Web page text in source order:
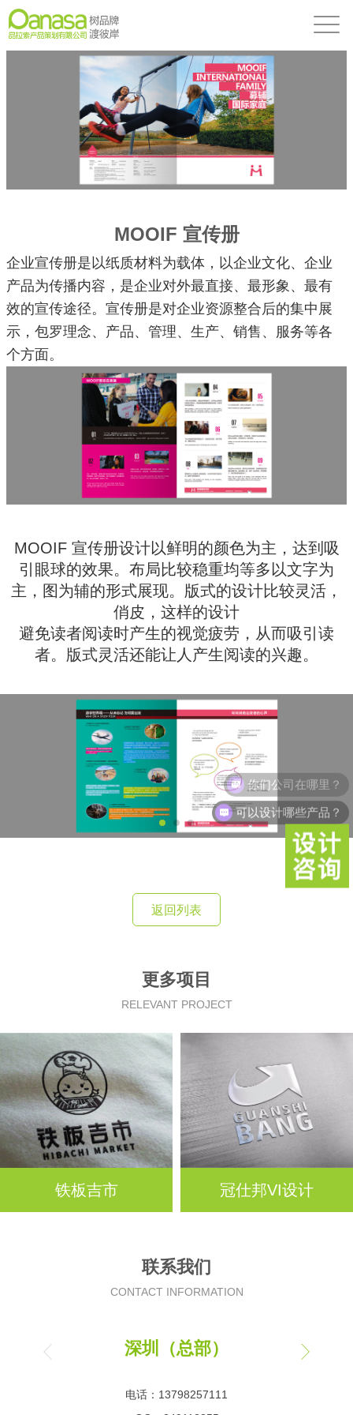
MOOIF 宣传册
企业宣传册是以纸质材料为载体，以企业文化、企业
产品为传播内容，是企业对外最直接、最形象、最有
效的宣传途径。宣传册是对企业资源整合后的集中展
示，包罗理念、产品、管理、生产、销售、服务等各
个方面。
MOOIF 宣传册设计以鲜明的颜色为主，达到吸
引眼球的效果。布局比较稳重均等多以文字为
主，图为辅的形式展现。版式的设计比较灵活，
俏皮，这样的设计
避免读者阅读时产生的视觉疲劳，从而吸引读
者。版式灵活还能让人产生阅读的兴趣。
返回列表
更多项目
RELEVANT PROJECT
铁板吉市 冠仕邦VI设计
联系我们
CONTACT INFORMATION
深圳（总部）
电话：13798257111
可以设计哪些产品？
你们公司在哪里？